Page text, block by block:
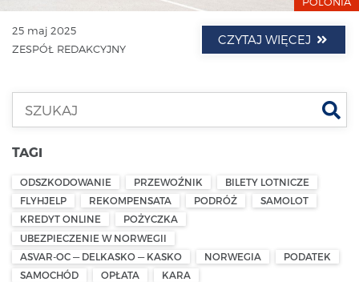
25 maj 2025
ZESPÓŁ REDAKCYJNY
CZYTAJ WIĘCEJ
TAGI
ODSZKODOWANIE PRZEWOŹNIK
BILETY LOTNICZE
FLYHJELP
REKOMPENSATA PODRÓŻ
SAMOLOT
KREDYT ONLINE
POŻYCZKA
UBEZPIECZENIE W NORWEGII
ASVAR-OC — DELKASKO — KASKO
NORWEGIA
PODATEK
SAMOCHÓD
OPŁATA
KARA